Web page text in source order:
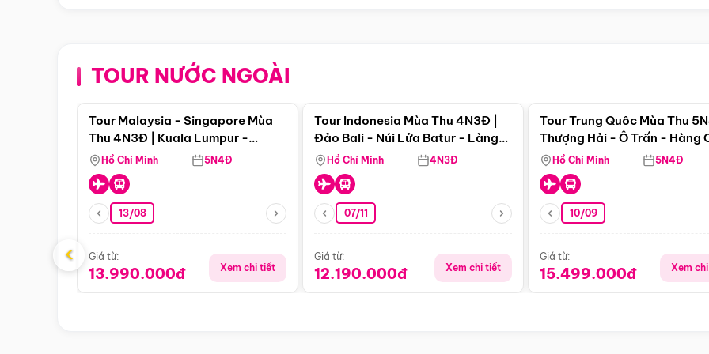
TOUR NƯỚC NGOÀI
Điểm nổi bật
Tour Malaysia - Singapore Mùa
Thu 4N3Đ | Kuala Lumpur -
Malacca - Johor Baru -
Singapore
Hồ Chí Minh 5N4Đ
13/08
Giá từ:
13.990.000đ Xem chi tiết
Tour Indonesia Mùa Thu 4N3Đ |
Đảo Bali - Núi Lửa Batur - Làng
Penglipuran
Hồ Chí Minh 4N3Đ
07/11
Giá từ:
12.190.000đ Xem chi tiết
Tour Trung Quôc Mùa Thu
Thượng Hải - Ô Trấn - Hàng
(Tour Không Shopping)
Hồ Chí Minh 5N4Đ
10/09
Giá từ:
15.499.000đ Xem
‹